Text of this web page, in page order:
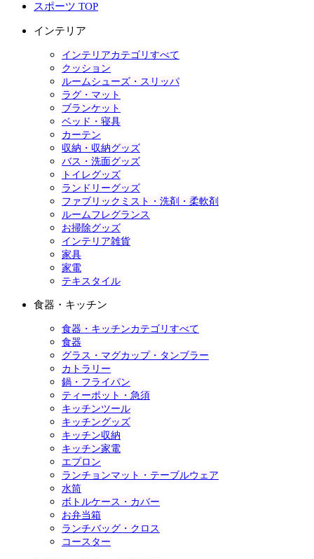
スポーツ TOP
インテリア
インテリアカテゴリすべて
クッション
ルームシューズ・スリッパ
ラグ・マット
ブランケット
ベッド・寝具
カーテン
収納・収納グッズ
バス・洗面グッズ
トイレグッズ
ランドリーグッズ
ファブリックミスト・洗剤・柔軟剤
ルームフレグランス
お掃除グッズ
インテリア雑貨
家具
家電
テキスタイル
食器・キッチン
食器・キッチンカテゴリすべて
食器
グラス・マグカップ・タンブラー
カトラリー
鍋・フライパン
ティーポット・急須
キッチンツール
キッチングッズ
キッチン収納
キッチン家電
エプロン
ランチョンマット・テーブルウェア
水筒
ボトルケース・カバー
お弁当箱
ランチバッグ・クロス
コースター